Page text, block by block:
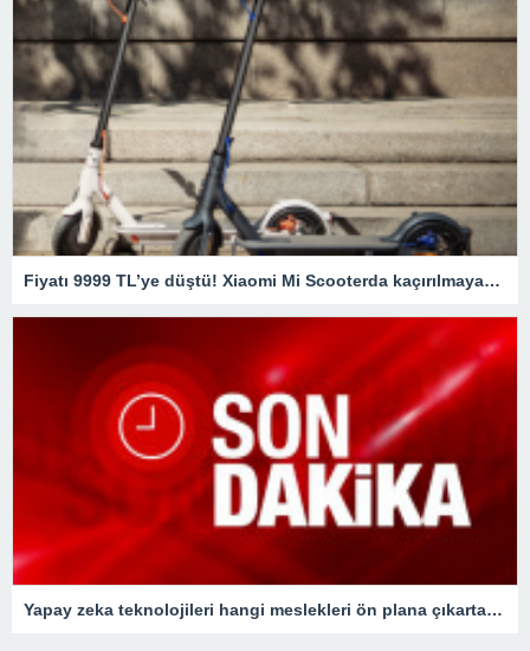
Fiyatı 9999 TL’ye düştü! Xiaomi Mi Scooterda kaçırılmayacak fırsat
Yapay zeka teknolojileri hangi meslekleri ön plana çıkartacak?